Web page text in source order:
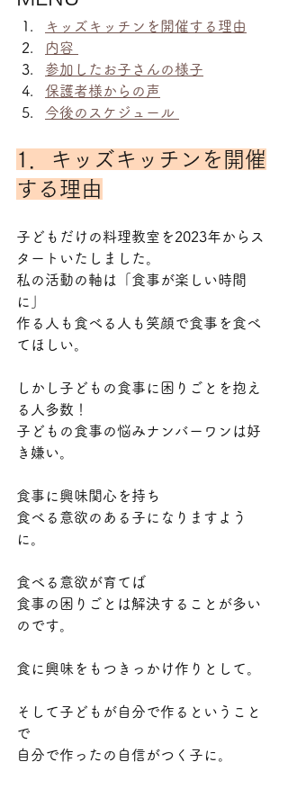
キッズキッチンを開催する理由
内容
参加したお子さんの様子
保護者様からの声
今後のスケジュール
1．キッズキッチンを開催
する理由
子どもだけの料理教室を2023年からス
タートいたしました。
私の活動の軸は「食事が楽しい時間
に」
作る人も食べる人も笑顔で食事を食べ
てほしい。
しかし子どもの食事に困りごとを抱え
る人多数！
子どもの食事の悩みナンバーワンは好
き嫌い。
食事に興味関心を持ち
食べる意欲のある子になりますよう
に。
食べる意欲が育てば
食事の困りごとは解決することが多い
のです。
食に興味をもつきっかけ作りとして。
そして子どもが自分で作るということ
で
自分で作ったの自信がつく子に。